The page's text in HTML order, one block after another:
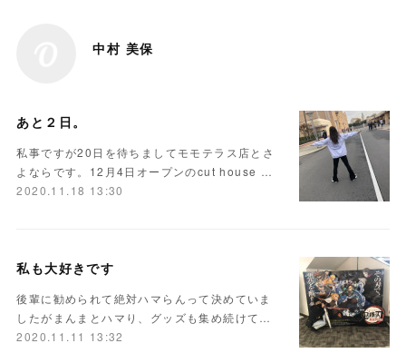
中村 美保
あと２日。
私事ですが20日を待ちましてモモテラス店とさ
よならです。12月4日オープンのcut house …
2020.11.18 13:30
私も大好きです
後輩に勧められて絶対ハマらんって決めていま
したがまんまとハマり、グッズも集め続けて…
2020.11.11 13:32